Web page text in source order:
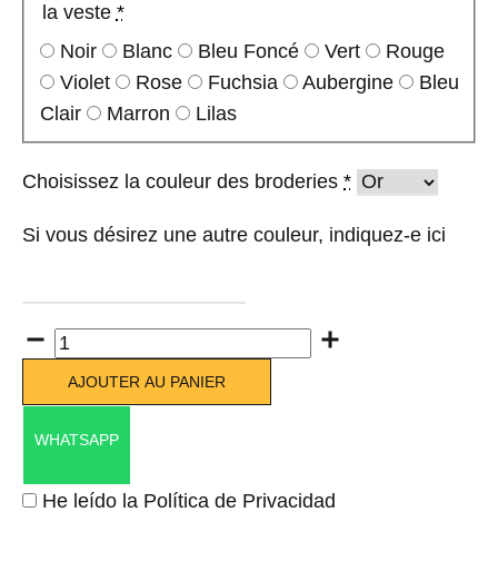
la veste *
Noir
Blanc Bleu Foncé Vert
Rouge
Violet
Rose Fuchsia Aubergine
Bleu
Clair
Marron Lilas
Choisissez la couleur des broderies *
Si vous désirez une autre couleur, indiquez-e ici
Quantité
AJOUTER AU PANIER
WHATSAPP
He leído la Política de Privacidad